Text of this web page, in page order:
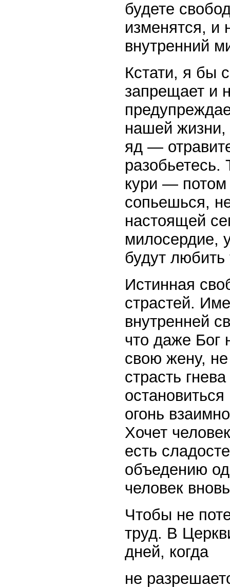
будете
изменятся, и
внутренний
Кстати, я бы
запрещает и
нашей жизни,
яд —
кури —
сопьешься,
настоящей
милосердие,
будут любить
Истинная
страстей.
внутренней
что даже Бог
свою жену, не
страсть
огонь
Хочет
есть
объедению
человек
Чтобы не
труд. В
дней, когда
не